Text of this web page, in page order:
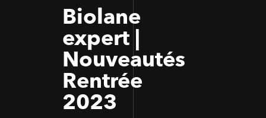
Biolane
expert |
Nouveautés
Rentrée
2023